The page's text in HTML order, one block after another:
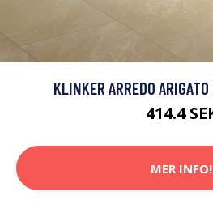
KLINKER ARREDO
414.4
MER INFO!